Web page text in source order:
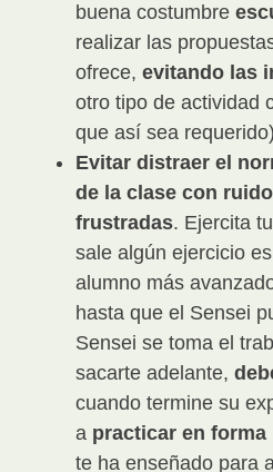
buena costumbre
realizar las
ofrece, evitando las
otro tipo de actividad
que así sea
Evitar distraer el
de la clase con
frustradas. Ejercita
sale algún ejercicio
alumno más
hasta que el Sensei
Sensei se toma el
sacarte adelante,
cuando termine su
a practicar en forma
te ha enseñado para